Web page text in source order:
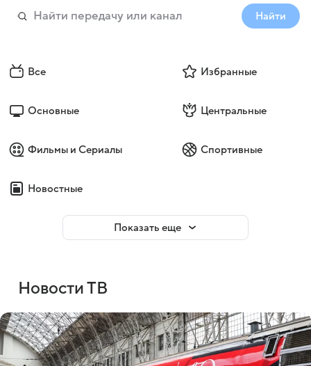
Найти
Все Избранные
Основные Центральные
Фильмы и Сериалы Спортивные
Новостные
Показать еще
Новости ТВ